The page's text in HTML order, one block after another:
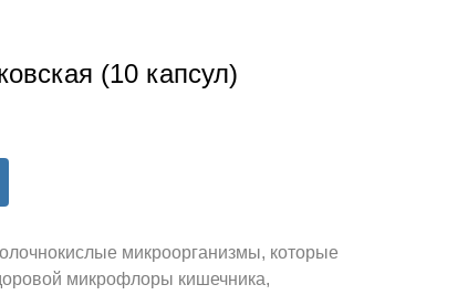
(10 капсул)
микроорганизмы, которые
микрофлоры кишечника,